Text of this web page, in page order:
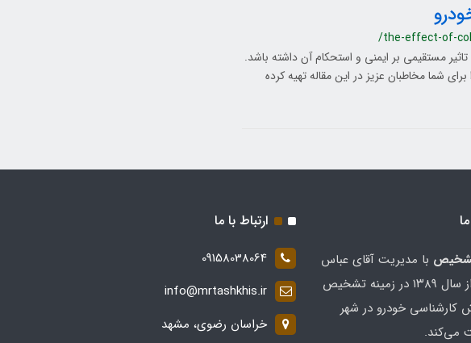
/the-effect-of-
مستقیمی بر ایمنی و استحکام آن داشته باشد.
شما مخاطبان عزیز در این مقاله تهیه کرده
با مدیریت آقای عباس
عربی آبکوه از سال ۱۳۸۹ در زمینه تشخیص
کارشناسی خودرو در شهر
می‌کند.
ارتباط با ما
09158038064
info@mrtashkhis.ir
خراسان رضوی، مشهد